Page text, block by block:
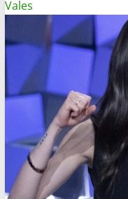
Perché
lo
stipendio
in
ritardo:
i
motivi
e
cosa
fare
Vales